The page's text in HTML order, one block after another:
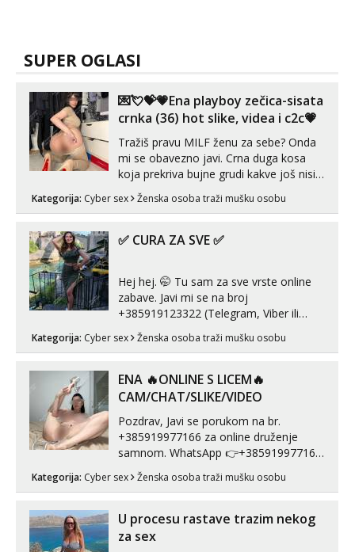
SUPER OGLASI
💌💘💝💗Ena playboy zečica-sisata
crnka (36) hot slike, videa i c2c💗
Tražiš pravu MILF ženu za sebe? Onda
mi se obavezno javi. Crna duga kosa
koja prekriva bujne grudi kakve još nisi
vidio, čista ŠESTICA! A usne? O usnama
bolje da ni ne pričam. Prave pune usne
vjeruj mi, takve još nisi vidio. Uvijek sam
Kategorija: Cyber sex Ženska osoba traži mušku osobu
✅ CURA ZA SVE ✅
Hej hej. 🤭 Tu sam za sve vrste online
zabave. Javi mi se na broj
+385919123322 (Telegram, Viber ili
Whatsapp). 🤙 NE javljaj se na uzivo.
Hvala.
Kategorija: Cyber sex Ženska osoba traži mušku osobu
ENA 🔥ONLINE S LICEM🔥
CAM/CHAT/SLIKE/VIDEO
Pozdrav, Javi se porukom na br.
+385919977166 za online druženje
samnom. WhatsApp 👉+385919977166
Telegram 👉@enafriedrichkis Radim
videopozive s licem, solo i s partnerom,
kombinacije halteri, haljine, štikle,
samostojeće itd. Nudim svakakva videa
Kategorija: Cyber sex Ženska osoba traži mušku osobu
U procesu rastave trazim nekog
za sex